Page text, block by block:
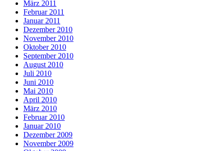
März 2011
Februar 2011
Januar 2011
Dezember 2010
November 2010
Oktober 2010
September 2010
August 2010
Juli 2010
Juni 2010
Mai 2010
April 2010
März 2010
Februar 2010
Januar 2010
Dezember 2009
November 2009